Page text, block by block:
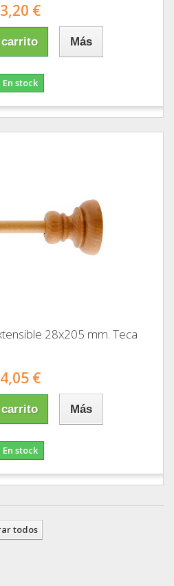
3,20 €
Más
En stock
28x205 mm. Teca
4,05 €
Más
En stock
todos